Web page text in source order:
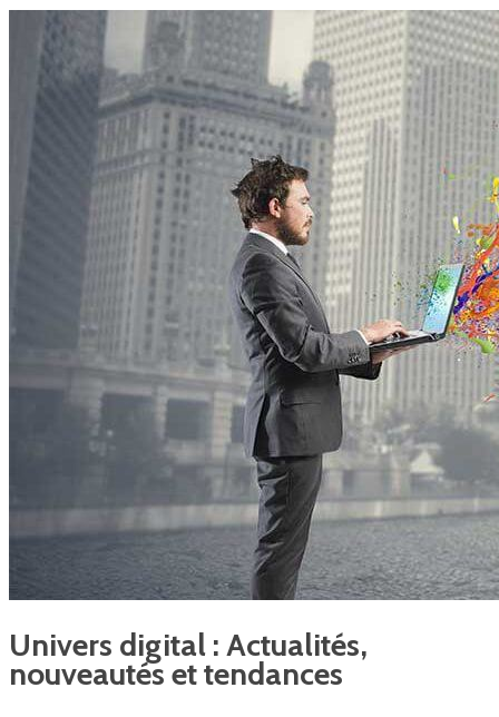
Univers digital : Actualités,
nouveautés et tendances